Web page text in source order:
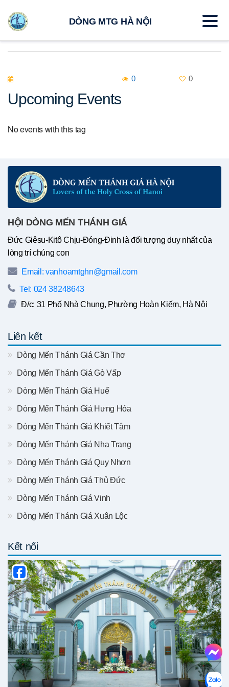
0 0
Upcoming Events
No events with this tag
HỘI DÒNG MẾN THÁNH GIÁ
Đức Giêsu-Kitô Chịu-Đóng-Đinh là đối tượng duy nhất của
lòng trí chúng con
Email: vanhoamtghn@gmail.com
Tel: 024 38248643
Đ/c: 31 Phố Nhà Chung, Phường Hoàn Kiếm, Hà Nội
Liên kết
Dòng Mến Thánh Giá Cần Thơ
Dòng Mến Thánh Giá Gò Vấp
Dòng Mến Thánh Giá Huế
Dòng Mến Thánh Giá Hưng Hóa
Dòng Mến Thánh Giá Khiết Tâm
Dòng Mến Thánh Giá Nha Trang
Dòng Mến Thánh Giá Quy Nhơn
Dòng Mến Thánh Giá Thủ Đức
Dòng Mến Thánh Giá Vinh
Dòng Mến Thánh Giá Xuân Lộc
Kết nối
DÒNG MTG HÀ NỘI